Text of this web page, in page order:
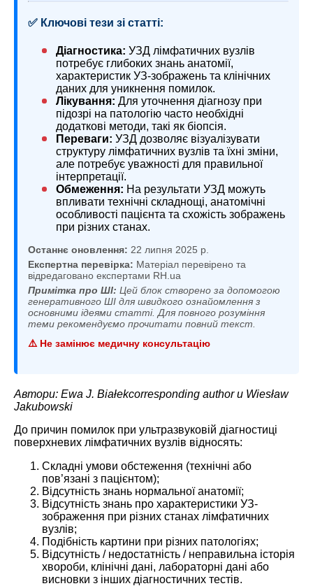
✅ Ключові тези зі статті:
Діагностика: УЗД лімфатичних вузлів
потребує глибоких знань анатомії,
характеристик УЗ-зображень та клінічних
даних для уникнення помилок.
Лікування: Для уточнення діагнозу при
підозрі на патологію часто необхідні
додаткові методи, такі як біопсія.
Переваги: УЗД дозволяє візуалізувати
структуру лімфатичних вузлів та їхні зміни,
але потребує уважності для правильної
інтерпретації.
Обмеження: На результати УЗД можуть
впливати технічні складнощі, анатомічні
особливості пацієнта та схожість зображень
при різних станах.
Останнє оновлення: 22 липня 2025 р.
Експертна перевірка: Матеріал перевірено та
відредаговано експертами RH.ua
Примітка про ШІ: Цей блок створено за допомогою
генеративного ШІ для швидкого ознайомлення з
основними ідеями статті. Для повного розуміння
теми рекомендуємо прочитати повний текст.
⚠️ Не замінює медичну консультацію
Автори: Ewa J. Białekcorresponding author и Wiesław
Jakubowski
До причин помилок при ультразвуковій діагностиці
поверхневих лімфатичних вузлів відносять:
Складні умови обстеження (технічні або
пов’язані з пацієнтом);
Відсутність знань нормальної анатомії;
Відсутність знань про характеристики УЗ-
зображення при різних станах лімфатичних
вузлів;
Подібність картини при різних патологіях;
Відсутність / недостатність / неправильна історія
хвороби, клінічні дані, лабораторні дані або
висновки з інших діагностичних тестів.